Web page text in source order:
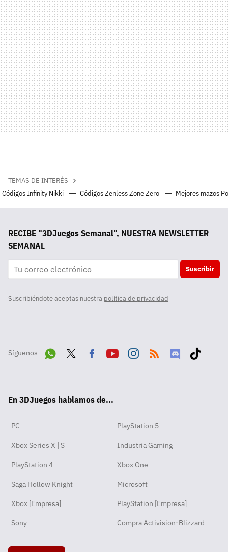
TEMAS DE INTERÉS
Códigos Infinity Nikki
Códigos Zenless Zone Zero Mejores mazos
RECIBE "3DJuegos Semanal", NUESTRA NEWSLETTER
SEMANAL
Suscribir
Suscribiéndote aceptas nuestra política de privacidad
Síguenos
pp
ok
En 3DJuegos hablamos de...
PC PlayStation 5
Xbox Series X | S Industria Gaming
PlayStation 4 Xbox One
Saga Hollow Knight Microsoft
Xbox [Empresa] PlayStation [Empresa]
Sony Compra Activision-Blizzard